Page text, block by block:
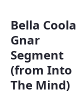
Bella Coola
Gnar
Segment
(from Into
The Mind)